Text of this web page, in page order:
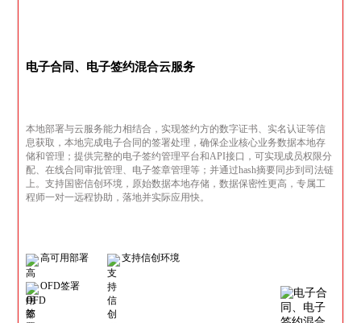
电子合同、电子签约混合云服务
本地部署与云服务能力相结合，实现签约方的数字证书、实名认证等信
息获取，本地完成电子合同的签署处理，确保企业核心业务数据本地存
储和管理；提供完整的电子签约管理平台和API接口，可实现成员权限分
配、在线合同审批管理、电子签章管理等；并通过hash摘要同步到司法链
上。支持国密信创环境，原始数据本地存储，数据保密性更高，专属工
程师一对一远程协助，落地并实际应用快。
高可用部署 支持信创环境
OFD签署